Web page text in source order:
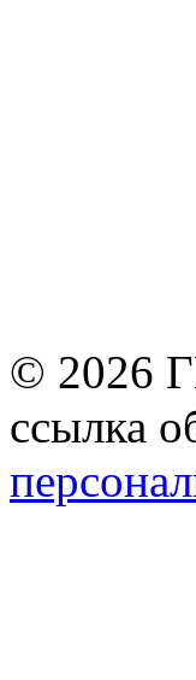
© 2026
ссылка